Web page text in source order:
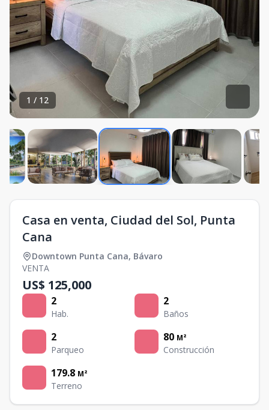
1 / 12
Casa en venta, Ciudad del Sol, Punta
Cana
Downtown Punta Cana, Bávaro
VENTA
US$ 125,000
2
Hab.
2
Baños
2
Parqueo
80 M²
Construcción
179.8 M²
Terreno